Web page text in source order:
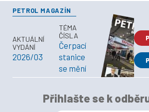
PETROL MAGAZÍN
AKTUÁLNÍ
VYDÁNÍ
2026/03
TÉMA
ČÍSLA
Čerpací
stanice
se mění
Přihlašte se k